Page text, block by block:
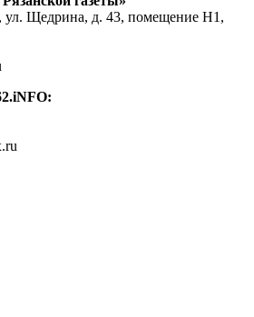
ул. Щедрина, д. 43, помещение Н1,